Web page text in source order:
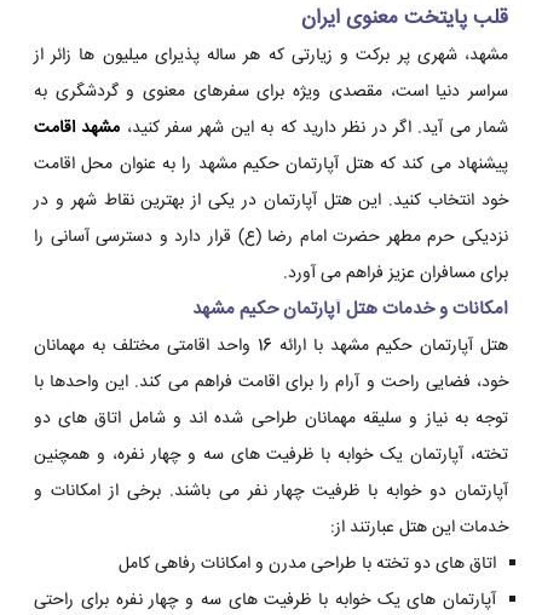
قلب پایتخت معنوی ایران
مشهد، شهری پر برکت و زیارتی که هر ساله پذیرای میلیون ها زائر از
سراسر دنیا است، مقصدی ویژه برای سفرهای معنوی و گردشگری به
شمار می آید. اگر در نظر دارید که به این شهر سفر کنید، مشهد اقامت
پیشنهاد می کند که هتل آپارتمان حکیم مشهد را به عنوان محل اقامت
خود انتخاب کنید. این هتل آپارتمان در یکی از بهترین نقاط شهر و در
نزدیکی حرم مطهر حضرت امام رضا (ع) قرار دارد و دسترسی آسانی را
برای مسافران عزیز فراهم می آورد.
امکانات و خدمات هتل آپارتمان حکیم مشهد
هتل آپارتمان حکیم مشهد با ارائه 16 واحد اقامتی مختلف به مهمانان
خود، فضایی راحت و آرام را برای اقامت فراهم می کند. این واحدها با
توجه به نیاز و سلیقه مهمانان طراحی شده اند و شامل اتاق های دو
تخته، آپارتمان یک خوابه با ظرفیت های سه و چهار نفره، و همچنین
آپارتمان دو خوابه با ظرفیت چهار نفر می باشند. برخی از امکانات و
خدمات این هتل عبارتند از:
اتاق های دو تخته با طراحی مدرن و امکانات رفاهی کامل
آپارتمان های یک خوابه با ظرفیت های سه و چهار نفره برای راحتی